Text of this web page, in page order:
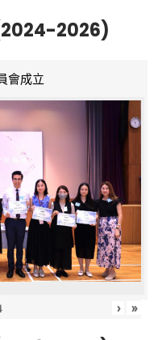
2026)
會成立
› »